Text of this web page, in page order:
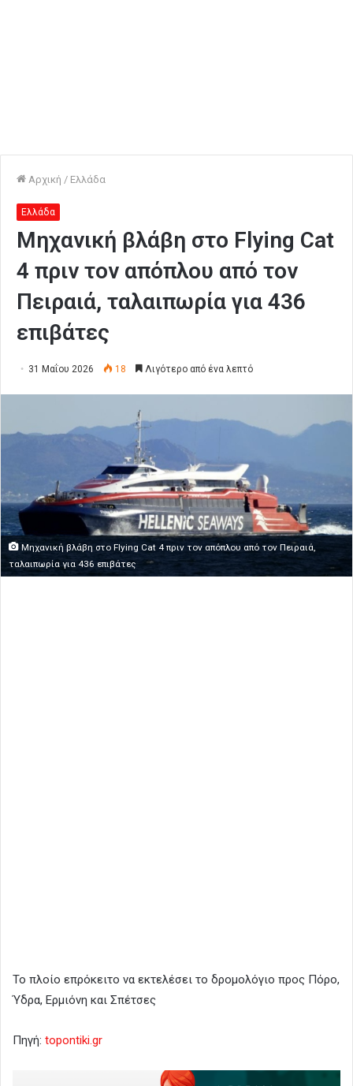
Αρχική / Ελλάδα
Ελλάδα
Μηχανική βλάβη στο Flying Cat
4 πριν τον απόπλου από τον
Πειραιά, ταλαιπωρία για 436
επιβάτες
31 Μαΐου 2026 18 Λιγότερο από ένα λεπτό
Μηχανική βλάβη στο Flying Cat 4 πριν τον απόπλου από τον Πειραιά,
ταλαιπωρία για 436 επιβάτες
Το πλοίο επρόκειτο να εκτελέσει το δρομολόγιο προς Πόρο,
Ύδρα, Ερμιόνη και Σπέτσες
Πηγή: topontiki.gr